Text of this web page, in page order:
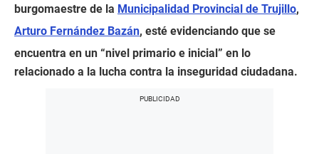
burgomaestre de la Municipalidad Provincial de Trujillo,
Arturo Fernández Bazán, esté evidenciando que se
encuentra en un “nivel primario e inicial” en lo
relacionado a la lucha contra la inseguridad ciudadana.